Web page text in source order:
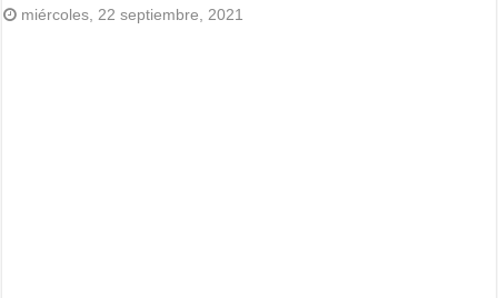
miércoles, 22 septiembre, 2021